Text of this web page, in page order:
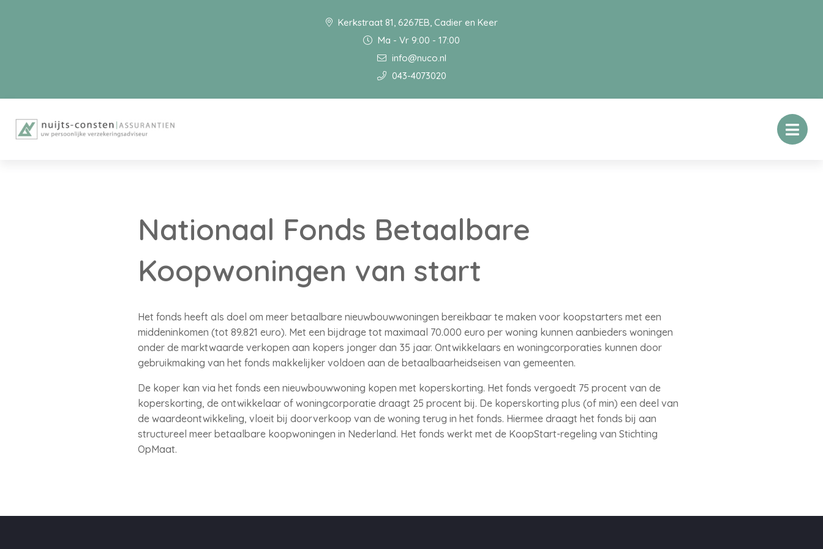
Kerkstraat 81, 6267EB, Cadier en Keer
Ma - Vr 9:00 - 17:00
info@nuco.nl
043-4073020
Nationaal Fonds Betaalbare
Koopwoningen van start
Het fonds heeft als doel om meer betaalbare nieuwbouwwoningen bereikbaar te maken voor koopstarters met een
middeninkomen (tot 89.821 euro). Met een bijdrage tot maximaal 70.000 euro per woning kunnen aanbieders woningen
onder de marktwaarde verkopen aan kopers jonger dan 35 jaar. Ontwikkelaars en woningcorporaties kunnen door
gebruikmaking van het fonds makkelijker voldoen aan de betaalbaarheidseisen van gemeenten.
De koper kan via het fonds een nieuwbouwwoning kopen met koperskorting. Het fonds vergoedt 75 procent van de
koperskorting, de ontwikkelaar of woningcorporatie draagt 25 procent bij. De koperskorting plus (of min) een deel van
de waardeontwikkeling, vloeit bij doorverkoop van de woning terug in het fonds. Hiermee draagt het fonds bij aan
structureel meer betaalbare koopwoningen in Nederland. Het fonds werkt met de KoopStart-regeling van Stichting
OpMaat.